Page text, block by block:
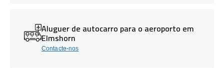
Aluguer de autocarro para o aeroporto em
Elmshorn
Contacte-nos